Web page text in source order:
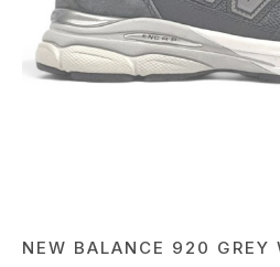
NEW BALANCE 920 GREY